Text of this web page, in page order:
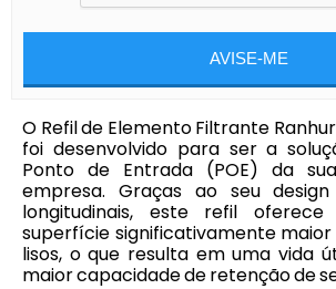
AVISE-ME
O Refil de Elemento Filtrante
foi desenvolvido para ser a
Ponto de Entrada (POE) da
empresa. Graças ao seu
longitudinais, este refil
superfície significativamente maior
lisos, o que resulta em uma vida
maior capacidade de retenção de